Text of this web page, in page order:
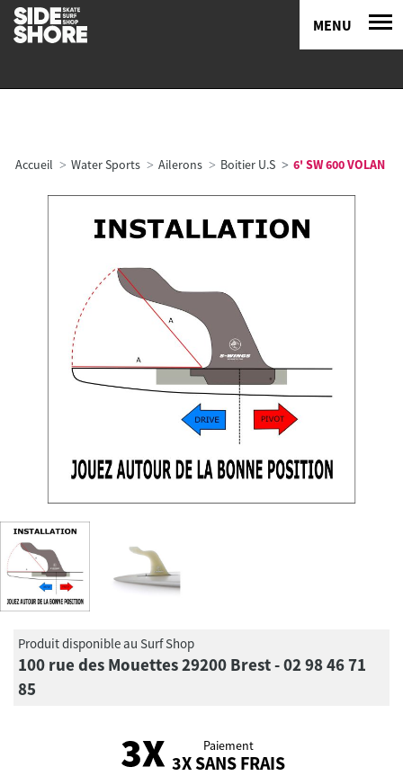
MENU
Accueil Water Sports Ailerons Boitier U.S 6' SW 600 VOLAN
Produit disponible au Surf Shop
100 rue des Mouettes 29200 Brest - 02 98 46 71
85
Paiement
3X SANS FRAIS